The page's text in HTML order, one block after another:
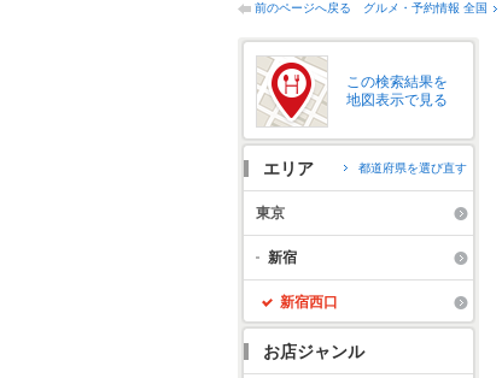
前のページへ戻る グルメ・予約情報 全国
この検索結果を
地図表示で見る
エリア 都道府県を選び直す
東京
新宿
新宿西口
お店ジャンル